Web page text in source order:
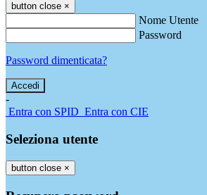
button close ×
Nome Utente
Password
Password dimenticata?
-
Entra con SPID Entra con CIE
Seleziona utente
button close ×